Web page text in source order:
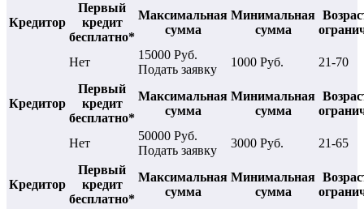
Кредитор
Первый
кредит
бесплатно*
Максимальная
сумма
Минимальная
сумма
Нет
15000 Руб.
Подать заявку
1000 Руб. 21-70
Кредитор
Первый
кредит
бесплатно*
Максимальная
сумма
Минимальная
сумма
Нет
50000 Руб.
Подать заявку
3000 Руб. 21-65
Кредитор
Первый
кредит
бесплатно*
Максимальная
сумма
Минимальная
сумма